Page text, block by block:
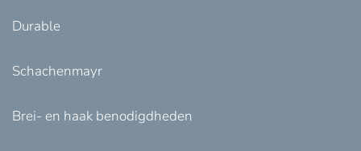
Durable
Schachenmayr
Brei- en haak benodigdheden